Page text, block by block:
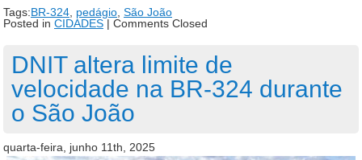
Tags:BR-324, pedágio, São João
Posted in CIDADES | Comments Closed
DNIT altera limite de
velocidade na BR-324 durante
o São João
quarta-feira, junho 11th, 2025